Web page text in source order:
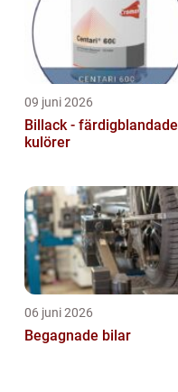
09 juni 2026
Billack - färdigblandade
kulörer
06 juni 2026
Begagnade bilar